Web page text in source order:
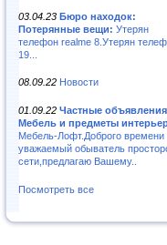
03.04.23 Бюро находок:
Потерянные вещи: Утерян
телефон realme 8.Утерян
19...
08.09.22 Новости
01.09.22 Частные
Мебель и предметы
Мебель-Лофт.Доброго времени
уважаемый обыватель
сети,предлагаю Вашему..
Посмотреть все